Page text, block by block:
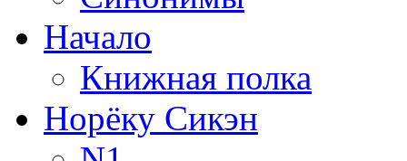
Начало
Книжная полка
Норёку Сикэн